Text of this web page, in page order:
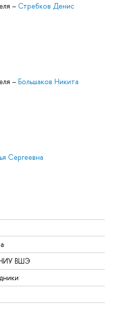
– Стребков Денис
– Большаков Никита
Сергеевна
НИУ ВШЭ